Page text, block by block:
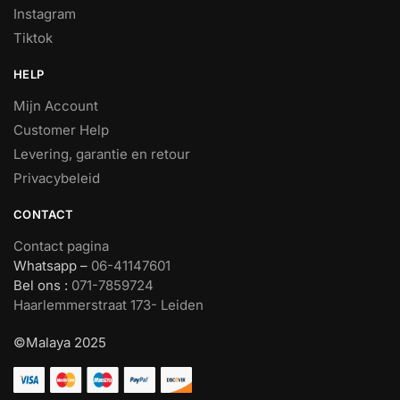
Instagram
Tiktok
HELP
Mijn Account
Customer Help
Levering, garantie en retour
Privacybeleid
CONTACT
Contact pagina
Whatsapp – 06-41147601
Bel ons : 071-7859724
Haarlemmerstraat 173- Leiden
©Malaya 2025